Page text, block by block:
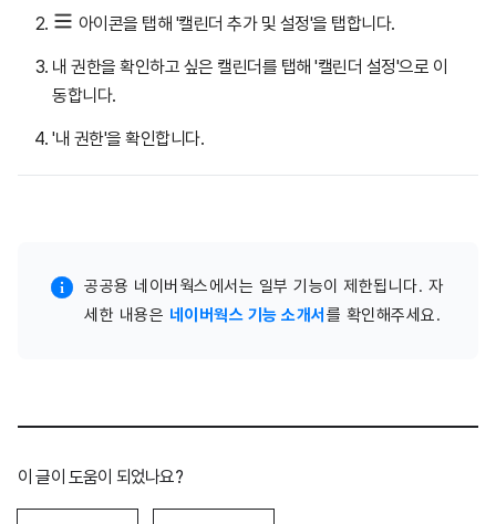
아이콘을 탭해 '캘린더 추가 및 설정'을 탭합니다.
내 권한을 확인하고 싶은 캘린더를 탭해 '캘린더 설정'으로 이
동합니다.
'내 권한'을 확인합니다.
공공용 네이버웍스에서는 일부 기능이 제한됩니다. 자
세한 내용은 네이버웍스 기능 소개서 를 확인해주세요.
이 글이 도움이 되었나요?